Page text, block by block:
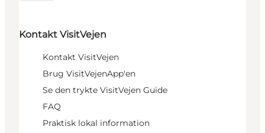
Kontakt VisitVejen
Kontakt VisitVejen
Brug VisitVejenApp'en
Se den trykte VisitVejen Guide
FAQ
Praktisk lokal information